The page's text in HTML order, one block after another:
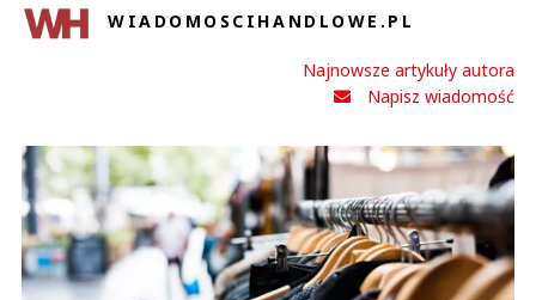
WIADOMOSCIHANDLOWE.PL
Najnowsze artykuły autora
Napisz wiadomość